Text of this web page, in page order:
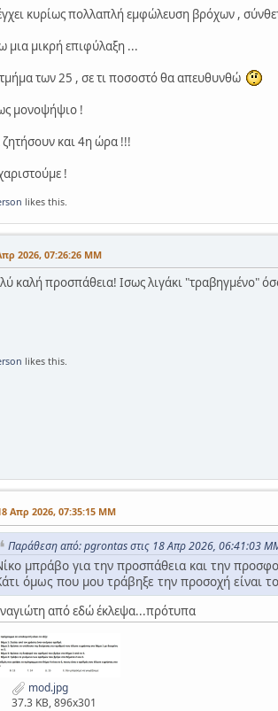
κυρίως πολλαπλή εμφώλευση βρόχων ,
μια μικρή επιφύλαξη ...
των 25 , σε τι ποσοστό θα απευθυνθώ
μονοψήψιο !
και 4η ώρα !!!
!
likes this.
2026, 07:26:26 ΜΜ
καλή προσπάθεια! Ισως λιγάκι "τραβηγμένο"
likes this.
Απρ 2026, 07:35:15 ΜΜ
Παράθεση από: pgrontas στις 18 Απρ 2026, 06:41:03
μπράβο για την προσπάθεια και την
όμως που μου τράβηξε την προσοχή είναι
από εδώ έκλεψα...πρότυπα
mod.jpg
37.3 KB, 896x301